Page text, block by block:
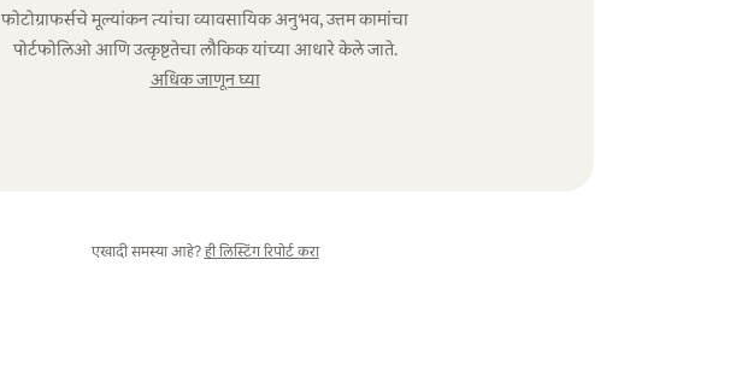
फोटोग्राफर्सचे मूल्यांकन त्यांचा व्यावसायिक अनुभव, उत्तम कामांचा
पोर्टफोलिओ आणि उत्कृष्टतेचा लौकिक यांच्या आधारे केले जाते.
अधिक जाणून घ्या
एखादी समस्या आहे? ही लिस्टिंग रिपोर्ट करा